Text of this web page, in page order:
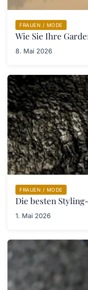
FRAUEN / MODE
Wie Sie Ihre
8. Mai 2026
FRAUEN / MODE
Die besten
1. Mai 2026